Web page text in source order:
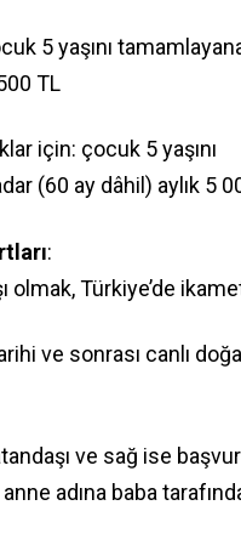
5 yaşını
TL
için: çocuk 5 yaşını
(60 ay dâhil) aylık 5
:
olmak, Türkiye’de
ve sonrası canlı
ve sağ ise
adına baba